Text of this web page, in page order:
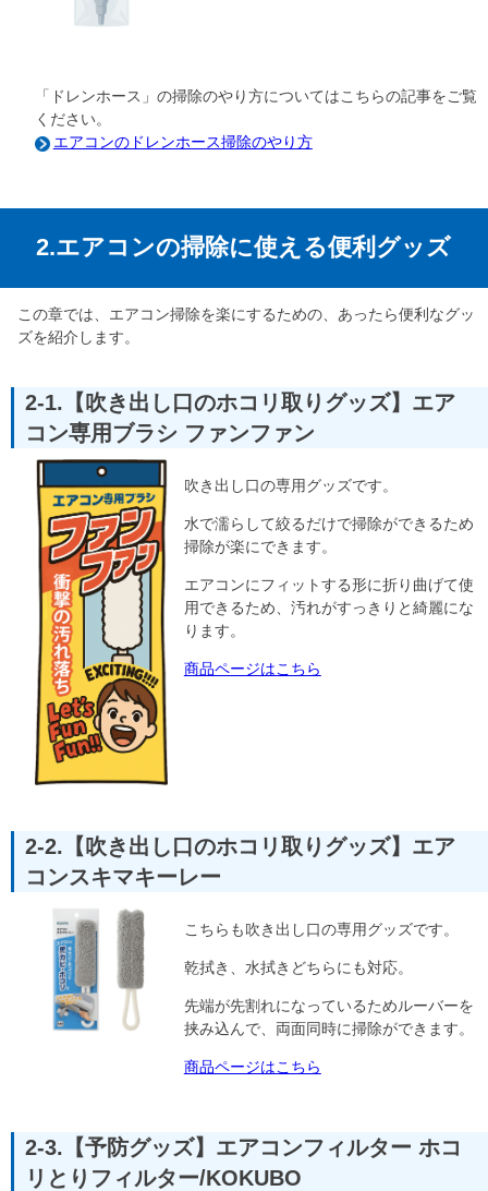
「ドレンホース」の掃除のやり方についてはこちらの記事をご覧
ください。
エアコンのドレンホース掃除のやり方
2.エアコンの掃除に使える便利グッズ
この章では、エアコン掃除を楽にするための、あったら便利なグッ
ズを紹介します。
2-1.【吹き出し口のホコリ取りグッズ】エア
コン専用ブラシ ファンファン
吹き出し口の専用グッズです。
水で濡らして絞るだけで掃除ができるため
掃除が楽にできます。
エアコンにフィットする形に折り曲げて使
用できるため、汚れがすっきりと綺麗にな
ります。
商品ページはこちら
2-2.【吹き出し口のホコリ取りグッズ】エア
コンスキマキーレー
こちらも吹き出し口の専用グッズです。
乾拭き、水拭きどちらにも対応。
先端が先割れになっているためルーバーを
挟み込んで、両面同時に掃除ができます。
商品ページはこちら
2-3.【予防グッズ】エアコンフィルター ホコ
リとりフィルター/KOKUBO